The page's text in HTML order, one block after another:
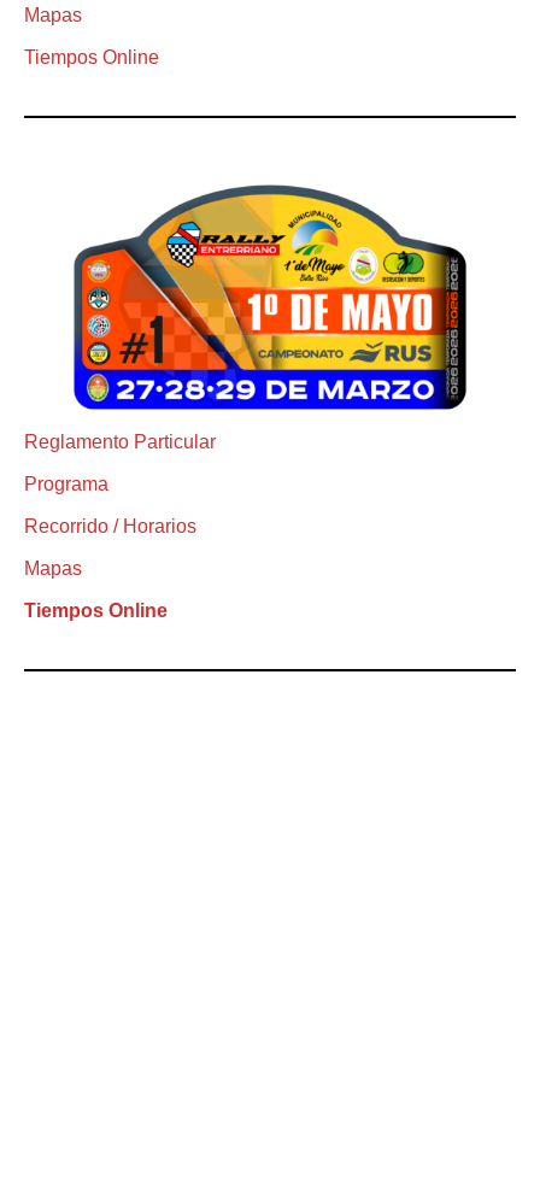
Mapas
Tiempos Online
Reglamento Particular
Programa
Recorrido / Horarios
Mapas
Tiempos Online